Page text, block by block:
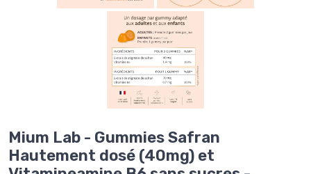
Mium Lab - Gummies Safran
Hautement dosé (40mg) et